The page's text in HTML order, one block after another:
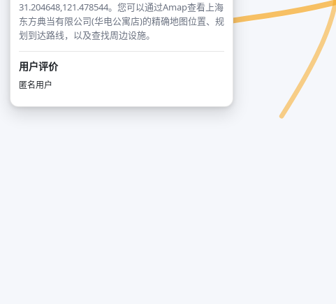
31.204648,121.478544。您可以通过Amap查看上海
东方典当有限公司(华电公寓店)的精确地图位置、规
划到达路线，以及查找周边设施。
用户评价
匿名用户